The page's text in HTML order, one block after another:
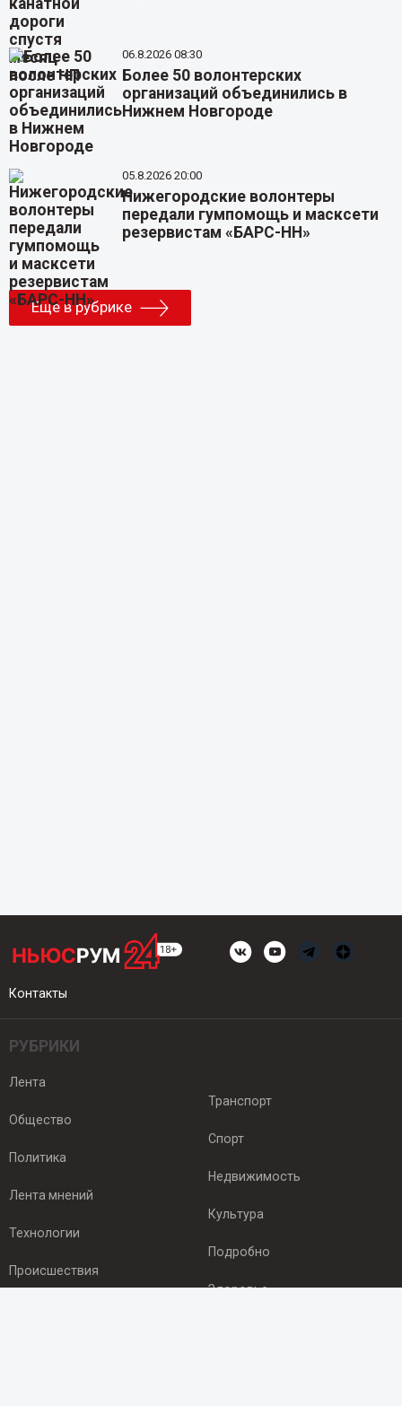
06.8.2026 08:30
Более 50 волонтерских
организаций объединились в
Нижнем Новгороде
05.8.2026 20:00
Нижегородские волонтеры
передали гумпомощь и масксети
резервистам «БАРС-НН»
Еще в рубрике
Контакты
РУБРИКИ
Лента
Общество
Политика
Лента мнений
Технологии
Происшествия
Транспорт
Спорт
Недвижимость
Культура
Подробно
Здоровье